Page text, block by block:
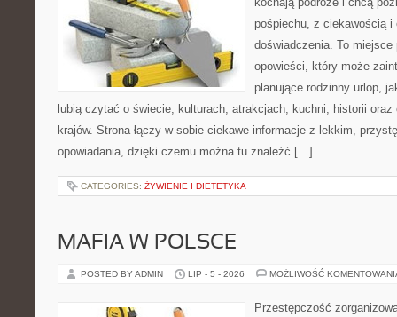
pośpiechu, z ciekawością i
doświadczenia. To miejsce
opowieści, który może
planujące rodzinny urlop,
lubią czytać o świecie, kulturach, atrakcjach, kuchni, historii
krajów. Strona łączy w sobie ciekawe informacje z lekkim,
opowiadania, dzięki czemu można tu znaleźć […]
CATEGORIES: ŻYWIENIE I DIETETYKA
MAFIA W POLSCE
POSTED BY ADMIN LIP - 5 - 2026 MOŻLIWOŚĆ
Przestępczość